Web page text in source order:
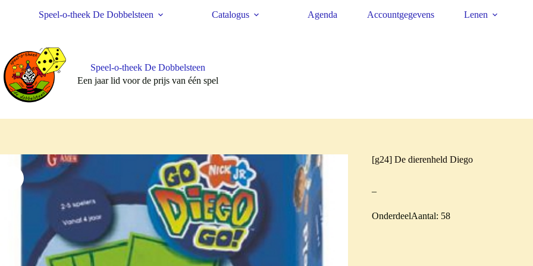
Speel-o-theek De Dobbelsteen Catalogus Agenda Accountgegevens Lenen
Speel-o-theek De Dobbelsteen
Een jaar lid voor de prijs van één spel
[g24] De dierenheld Diego
–
OnderdeelAantal: 58